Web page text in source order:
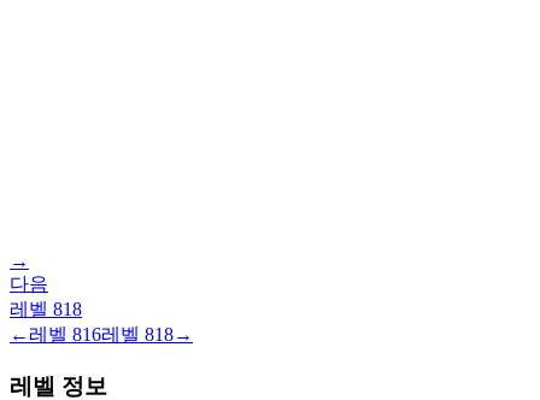
→
다음
레벨 818
← 레벨 816레벨 818→
레벨 정보